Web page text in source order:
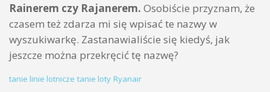
Rainerem czy Rajanerem. Osobiście przyznam, że
czasem też zdarza mi się wpisać te nazwy w
wyszukiwarkę. Zastanawialiście się kiedyś, jak
jeszcze można przekręcić tę nazwę?
tanie linie lotnicze tanie loty Ryanair